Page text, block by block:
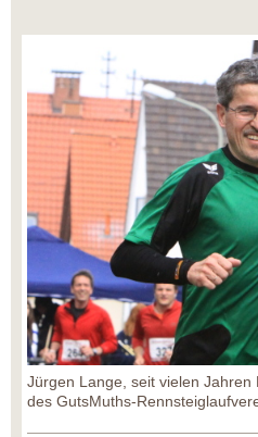
Jürgen Lange, seit vielen Jahren
des GutsMuths-